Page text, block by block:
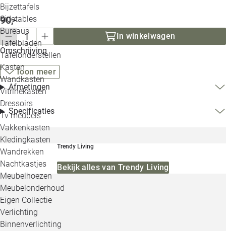
Bijzettafels
Sidetables
Bureaus
Tafelbladen
Tafelonderstellen
Kasten
Wandkasten
Vitrinekasten
Dressoirs
Tv meubels
Vakkenkasten
Kledingkasten
Wandrekken
Nachtkastjes
Meubelhoezen
Meubelonderhoud
Eigen Collectie
Verlichting
Binnenverlichting
90,-
In winkelwagen
Omschrijving
Toon meer
Afmetingen
Specificaties
Trendy Living
Bekijk alles van Trendy Living